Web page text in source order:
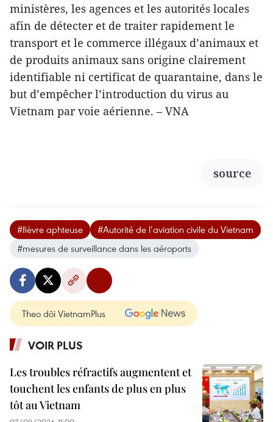
ministères, les agences et les autorités locales
afin de détecter et de traiter rapidement le
transport et le commerce illégaux d’animaux et
de produits animaux sans origine clairement
identifiable ni certificat de quarantaine, dans le
but d’empêcher l’introduction du virus au
Vietnam par voie aérienne. – VNA
source
#fièvre aphteuse
#Autorité de l’aviation civile du Vietnam
#mesures de surveillance dans les aéroports
Theo dõi VietnamPlus
VOIR PLUS
Les troubles réfractifs augmentent et
touchent les enfants de plus en plus
tôt au Vietnam